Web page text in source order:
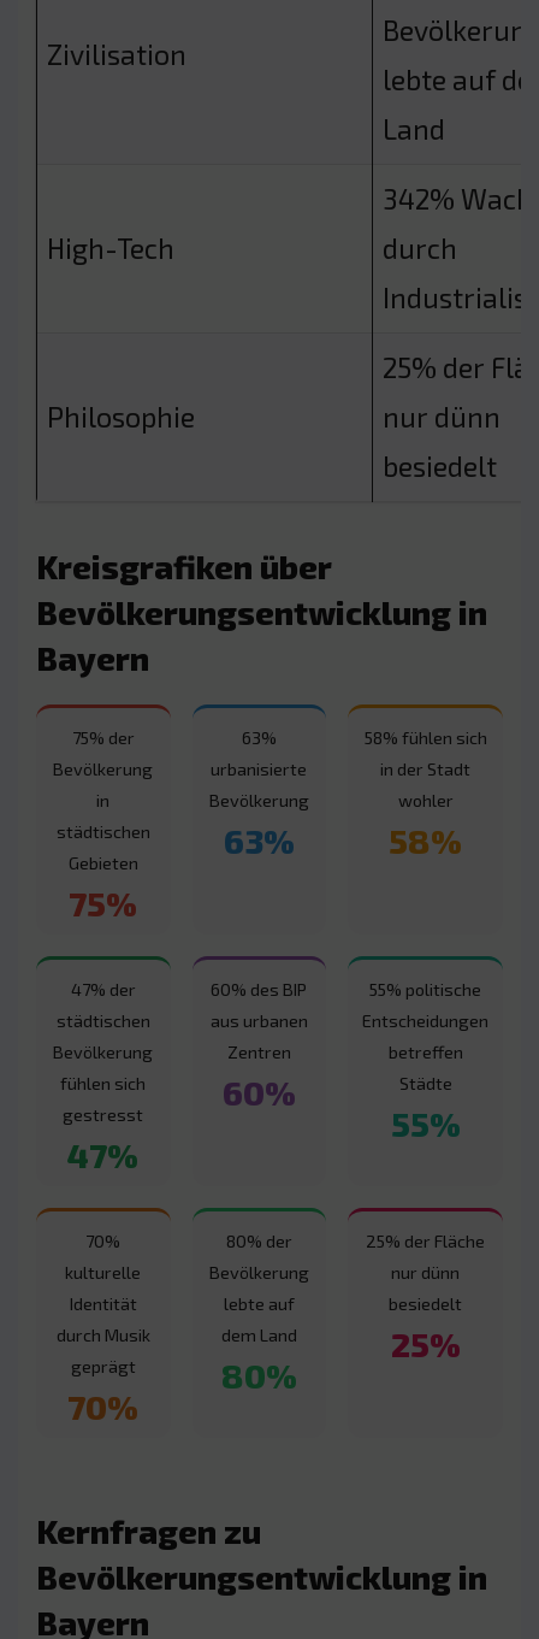
Zivilisation
lebte auf
Land
High-Tech
342%
durch
Philosophie
25% der
nur dünn
besiedelt
Kreisgrafiken über
Bevölkerungsentwicklung in
Bayern
75% der
Bevölkerung
in
städtischen
Gebieten
75%
63%
urbanisierte
Bevölkerung
63%
58% fühlen sich
in der Stadt
wohler
58%
47% der
städtischen
Bevölkerung
fühlen sich
gestresst
47%
60% des BIP
aus urbanen
Zentren
60%
55% politische
Entscheidungen
betreffen
Städte
55%
70%
kulturelle
Identität
durch Musik
geprägt
70%
80% der
Bevölkerung
lebte auf
dem Land
80%
25% der Fläche
nur dünn
besiedelt
25%
Kernfragen zu
Bevölkerungsentwicklung in
Bayern